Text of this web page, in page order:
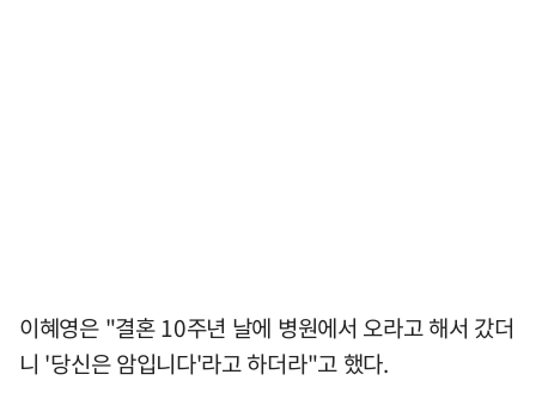
이혜영은 "결혼 10주년 날에 병원에서 오라고 해서 갔더
니 '당신은 암입니다'라고 하더라"고 했다.